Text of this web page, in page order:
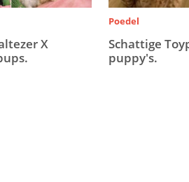
X
Poedel
Schattige
puppy's.